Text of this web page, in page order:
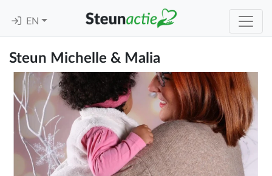
EN
Steun Michelle & Malia